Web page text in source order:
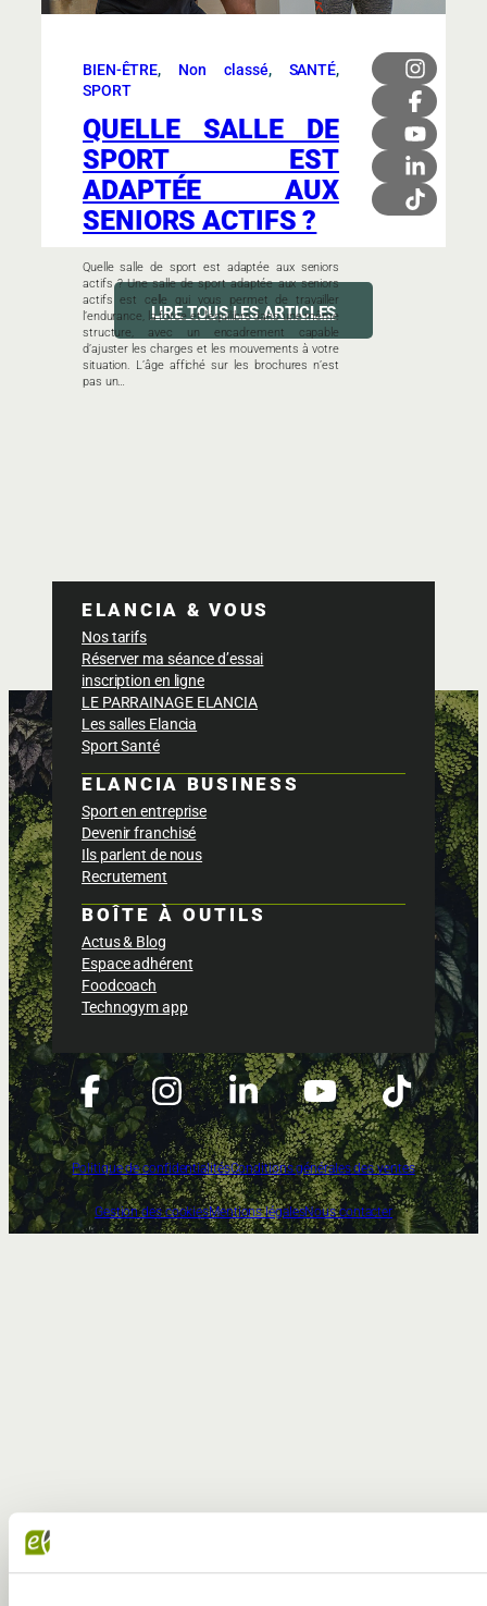
BIEN-ÊTRE, Non classé, SANTÉ
SPORT
QUELLE SALLE DE
SPORT EST
ADAPTÉE AUX
SENIORS ACTIFS ?
Quelle salle de sport est adaptée aux seniors
actifs ? Une salle de sport adaptée aux seniors
actifs est celle qui vous permet de travailler
l’endurance, la force et l’équilibre dans une même
structure, avec un encadrement capable
d’ajuster les charges et les mouvements à votre
situation. L’âge affiché sur les brochures n’est
pas un…
LIRE TOUS LES ARTICLES
ELANCIA & VOUS
Nos tarifs
Réserver ma séance d’essai
inscription en ligne
LE PARRAINAGE ELANCIA
Les salles Elancia
Sport Santé
ELANCIA BUSINESS
Sport en entreprise
Devenir franchisé
Ils parlent de nous
Recrutement
BOÎTE À OUTILS
Actus & Blog
Espace adhérent
Foodcoach
Technogym app
Politique de confidentialitésConditions générales des ventes
Gestion des cookiesMentions légalesNous contacter